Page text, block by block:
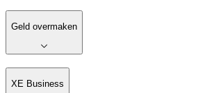
Geld overmaken
XE Business